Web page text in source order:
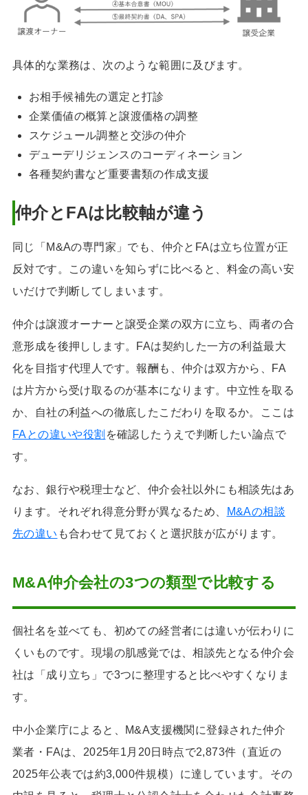
具体的な業務は、次のような範囲に及びます。
お相手候補先の選定と打診
企業価値の概算と譲渡価格の調整
スケジュール調整と交渉の仲介
デューデリジェンスのコーディネーション
各種契約書など重要書類の作成支援
仲介とFAは比較軸が違う
同じ「M&Aの専門家」でも、仲介とFAは立ち位置が正
反対です。この違いを知らずに比べると、料金の高い安
いだけで判断してしまいます。
仲介は譲渡オーナーと譲受企業の双方に立ち、両者の合
意形成を後押しします。FAは契約した一方の利益最大
化を目指す代理人です。報酬も、仲介は双方から、FA
は片方から受け取るのが基本になります。中立性を取る
か、自社の利益への徹底したこだわりを取るか。ここは
FAとの違いや役割 を確認したうえで判断したい論点で
す。
なお、銀行や税理士など、仲介会社以外にも相談先はあ
ります。それぞれ得意分野が異なるため、
M&Aの相談
先の違い も合わせて見ておくと選択肢が広がります。
M&A仲介会社の3つの類型で比較する
個社名を並べても、初めての経営者には違いが伝わりに
くいものです。現場の肌感覚では、相談先となる仲介会
社は「成り立ち」で3つに整理すると比べやすくなりま
す。
中小企業庁によると、M&A支援機関に登録された仲介
業者・FAは、2025年1月20日時点で2,873件（直近の
2025年公表では約3,000件規模）に達しています。その